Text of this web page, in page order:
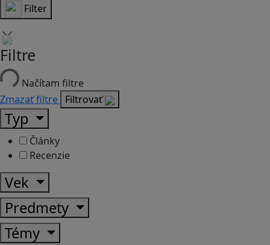
Filter
Filtre
Načítam filtre
Zmazať filtre Filtrovať
Typ
Články
Recenzie
Vek
Predmety
Témy